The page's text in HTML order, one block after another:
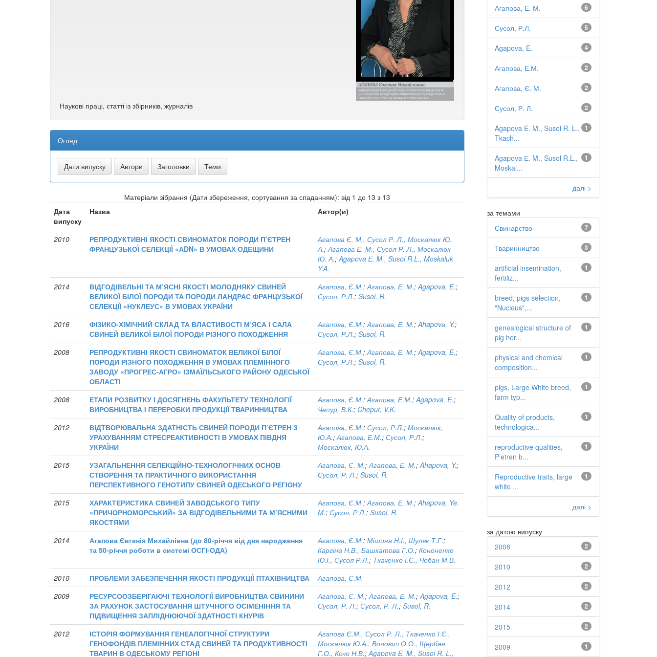
Наукові праці, статті із збірників, журналів
Огляд
Матеріали зібрання (Дати збереження, сортування за спаданням): від 1 до 13 з 13
Дата
випуску
Назва Автор(и)
2010
РЕПРОДУКТИВНІ ЯКОСТІ СВИНОМАТОК ПОРОДИ П’ЄТРЕН
ФРАНЦУЗЬКОЇ СЕЛЕКЦІЇ «АDN» В УМОВАХ ОДЕЩИНИ
Агапова Є. М., Сусол Р. Л., Москалюк Ю.
А.;Агапова Е. М., Сусол Р. Л., Москалюк
Ю. А.;Agapova Е. M., Susol R.L., Moskaluk
Y.A.
2014
ВІДГОДІВЕЛЬНІ ТА М’ЯСНІ ЯКОСТІ МОЛОДНЯКУ СВИНЕЙ
ВЕЛИКОЇ БІЛОЇ ПОРОДИ ТА ПОРОДИ ЛАНДРАС ФРАНЦУЗЬКОЇ
СЕЛЕКЦІЇ «НУКЛЕУС» В УМОВАХ УКРАЇНИ
Агапова, Є.М.;Агапова, Е. М.;Agapova, E.;
Сусол, Р.Л.;Susol, R.
2016
ФІЗИКО-ХІМІЧНИЙ СКЛАД ТА ВЛАСТИВОСТІ М’ЯСА І САЛА
СВИНЕЙ ВЕЛИКОЇ БІЛОЇ ПОРОДИ РІЗНОГО ПОХОДЖЕННЯ
Агапова, Є.М.;Агапова, Е. М.;Ahapovа, Y.;
Сусол, Р.Л.;Susol, R.
2008
РЕПРОДУКТИВНІ ЯКОСТІ СВИНОМАТОК ВЕЛИКОЇ БІЛОЇ
ПОРОДИ РІЗНОГО ПОХОДЖЕННЯ В УМОВАХ ПЛЕМІННОГО
ЗАВОДУ «ПРОГРЕС-АГРО» ІЗМАЇЛЬСЬКОГО РАЙОНУ ОДЕСЬКОЇ
ОБЛАСТІ
Агапова, Є.М.;Агапова, Е. М.;Agapova, E.;
Сусол, Р.Л.;Susol, R.
2008
ЕТАПИ РОЗВИТКУ І ДОСЯГНЕНЬ ФАКУЛЬТЕТУ ТЕХНОЛОГІЇ
ВИРОБНИЦТВА І ПЕРЕРОБКИ ПРОДУКЦІЇ ТВАРИННИЦТВА
Агапова, Є.М.;Агапова, Е.М.;Agapova, E.;
Чепур, В.К.; Chepur, V.K.
2012
ВІДТВОРЮВАЛЬНА ЗДАТНІСТЬ СВИНЕЙ ПОРОДИ П’ЄТРЕН З
УРАХУВАННЯМ СТРЕСРЕАКТИВНОСТІ В УМОВАХ ПІВДНЯ
УКРАЇНИ
Агапова, Є.М.;Сусол, Р.Л.;Москалюк,
Ю.А.;Агапова, Е.М.;Сусол, Р.Л.;
Москалюк, Ю.А.
2015
УЗАГАЛЬНЕННЯ СЕЛЕКЦІЙНО-ТЕХНОЛОГІЧНИХ ОСНОВ
СТВОРЕННЯ ТА ПРАКТИЧНОГО ВИКОРИСТАННЯ
ПЕРСПЕКТИВНОГО ГЕНОТИПУ СВИНЕЙ ОДЕСЬКОГО РЕГІОНУ
Агапова, Є. М.;Агапова, Е. М.;Ahapova, Y.;
Сусол, Р. Л.;Susol, R.
2015
ХАРАКТЕРИСТИКА СВИНЕЙ ЗАВОДСЬКОГО ТИПУ
«ПРИЧОРНОМОРСЬКИЙ» ЗА ВІДГОДІВЕЛЬНИМИ ТА М’ЯСНИМИ
ЯКОСТЯМИ
Агапова, Є.М.;Агапова, Е. М.;Ahapova, Ye.
M.;Сусол, Р.Л.;Susol, R.
2014
Агапова Євгенія Михайлівна (до 80-річчя від дня народження
та 50-річчя роботи в системі ОСГІ-ОДА)
Агапова, Є.М.;Мішина Н.І., Шуляк Т.Г.;
Каргіна Н.В., Башкатова Г.О.;Кононенко
Ю.І., Сусол Р.Л.; Ткаченко І.Є., Чебан М.В.
2010
ПРОБЛЕМИ ЗАБЕЗПЕЧЕННЯ ЯКОСТІ ПРОДУКЦІЇ ПТАХІВНИЦТВА
Агапова, Є.М.
2009
РЕСУРСООЗБЕРІГАЮЧІ ТЕХНОЛОГІЇ ВИРОБНИЦТВА СВИНИНИ
ЗА РАХУНОК ЗАСТОСУВАННЯ ШТУЧНОГО ОСІМЕНІННЯ ТА
ПІДВИЩЕННЯ ЗАПЛІДНЮЮЧОЇ ЗДАТНОСТІ КНУРІВ
Агапова, Є. М.;Агапова, Е. М.;Agapova, E.;
Сусол, Р. Л.;Сусол, Р. Л.;Susol, R.
2012
ІСТОРІЯ ФОРМУВАННЯ ГЕНЕАЛОГІЧНОЇ СТРУКТУРИ
ГЕНОФОНДІВ ПЛЕМІННИХ СТАД СВИНЕЙ ТА ПРОДУКТИВНОСТІ
ТВАРИН В ОДЕСЬКОМУ РЕГІОНІ
Агапова Є.М., Сусол Р. Л., Ткаченко І.Є.,
Москалюк Ю.А., Волович О.О., Щербан
Г.О., Кочо Н.В.;Agapova E. M., Susol R. L.,
6
Агапова, Е. М.
5
Сусол, Р.Л.
4
Agapova, E.
2
Агапова, Е.М.
2
Агапова, Є. М.
2
Сусол, Р. Л.
1
Agapova E. M., Susol R. L.,
Tkach...
1
Agapova Е. M., Susol R.L.,
Moskal...
далі >
за темами
7
Свинарство
3
Тваринництво
1
artificial insemination,
fertiliz...
1
breed, pigs selection,
"Nucleus",...
1
genealogical structure of
pig her...
1
physical and chemical
composition...
1
pigs, Large White breed,
farm typ...
1
Quality of products,
technologica...
1
reproductive qualities,
P’etren b...
1
Reproductive traits, large
white ...
далі >
за датою випуску
2
2008
2
2010
2
2012
2
2014
2
2015
1
2009